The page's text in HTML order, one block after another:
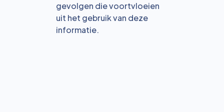
gevolgen die voortvloeien
uit het gebruik van deze
informatie.